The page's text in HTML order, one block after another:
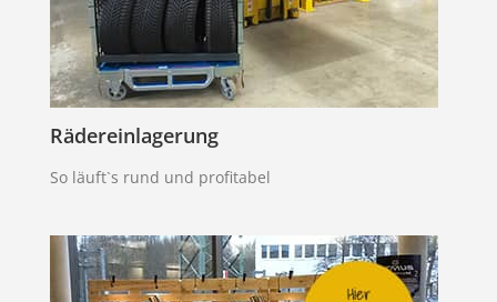
Rädereinlagerung
So läuft`s rund und profitabel